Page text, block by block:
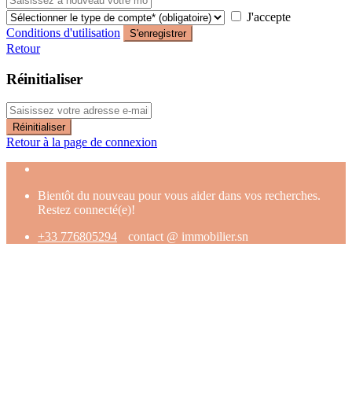
J'accepte
Conditions d'utilisation
S'enregistrer
Retour
Réinitialiser
Réinitialiser
Retour à la page de connexion
Bientôt du nouveau pour vous aider dans vos recherches.
Restez connecté(e)!
+33 776805294
contact @ immobilier.sn